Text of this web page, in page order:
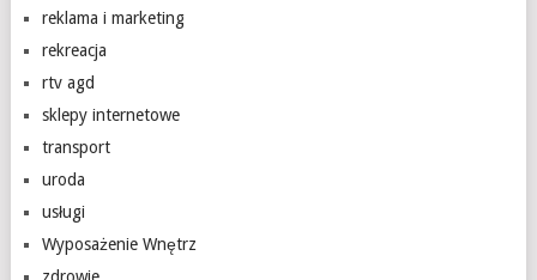
reklama i marketing
rekreacja
rtv agd
sklepy internetowe
transport
uroda
usługi
Wyposażenie Wnętrz